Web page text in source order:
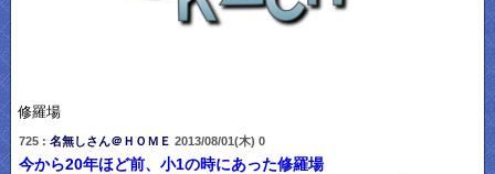
修羅場
725 : 名無しさん＠ＨＯＭＥ 2013/08/01(木) 0
今から20年ほど前、小1の時にあった修羅場